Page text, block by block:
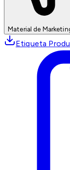
Material de
Etiqueta